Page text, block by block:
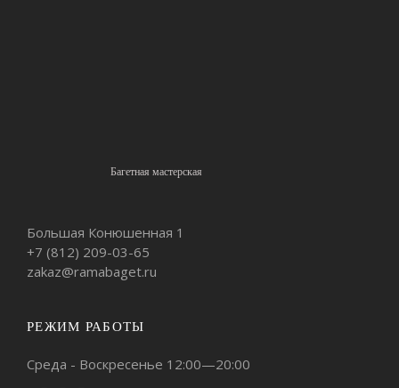
Багетная мастерская
Большая Конюшенная 1
+7 (812) 209-03-65
zakaz@ramabaget.ru
РЕЖИМ РАБОТЫ
Среда - Воскресенье 12:00—20:00